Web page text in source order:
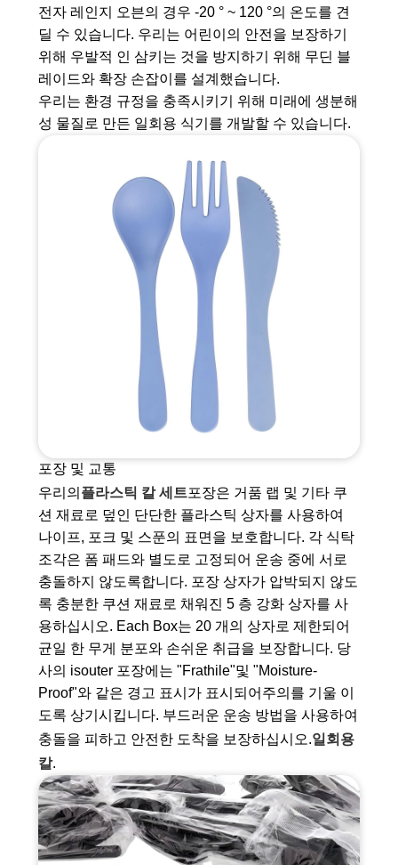
전자 레인지 오븐의 경우 -20 ° ~ 120 °의 온도를 견
딜 수 있습니다. 우리는 어린이의 안전을 보장하기
위해 우발적 인 삼키는 것을 방지하기 위해 무딘 블
레이드와 확장 손잡이를 설계했습니다.
우리는 환경 규정을 충족시키기 위해 미래에 생분해
성 물질로 만든 일회용 식기를 개발할 수 있습니다.
포장 및 교통
우리의 플라스틱 칼 세트포장은 거품 랩 및 기타 쿠
션 재료로 덮인 단단한 플라스틱 상자를 사용하여
나이프, 포크 및 스푼의 표면을 보호합니다. 각 식탁
조각은 폼 패드와 별도로 고정되어 운송 중에 서로
충돌하지 않도록합니다. 포장 상자가 압박되지 않도
록 충분한 쿠션 재료로 채워진 5 층 강화 상자를 사
용하십시오. ‌Each Box는 20 개의 상자로 제한되어
균일 한 무게 분포와 손쉬운 취급을 보장합니다. 당
사의 isouter 포장에는 "Frathile"및 "Moisture-
Proof"와 같은 경고 표시가 표시되어주의를 기울 이
도록 상기시킵니다. 부드러운 운송 방법을 사용하여
충돌을 피하고 안전한 도착을 보장하십시오.일회용
칼.